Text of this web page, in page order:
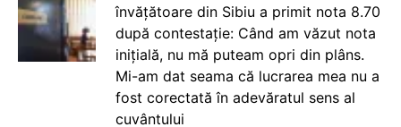
învățătoare din Sibiu a primit nota 8.70
după contestație: Când am văzut nota
inițială, nu mă puteam opri din plâns.
Mi-am dat seama că lucrarea mea nu a
fost corectată în adevăratul sens al
cuvântului